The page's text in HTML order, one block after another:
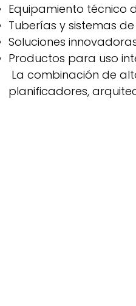
Equipamiento técnico
Tuberías y sistemas
Soluciones
Productos para uso
La combinación de
planificadores,